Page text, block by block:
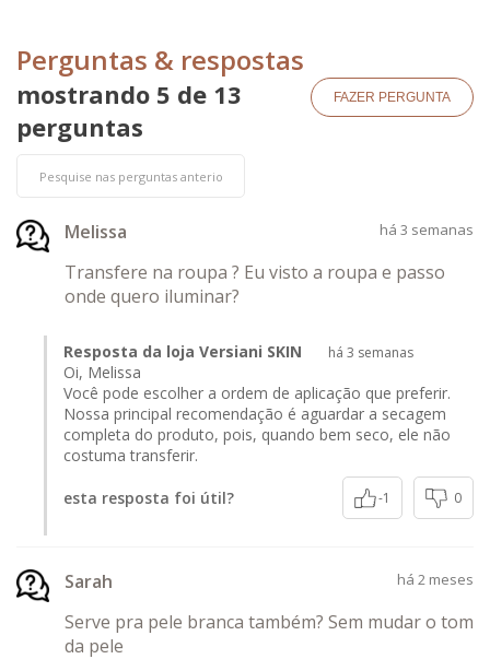
Perguntas & respostas
mostrando 5 de 13
perguntas
FAZER PERGUNTA
Melissa há 3 semanas
Transfere na roupa ? Eu visto a roupa e passo
onde quero iluminar?
Resposta da loja Versiani SKIN há 3 semanas
Oi, Melissa
Você pode escolher a ordem de aplicação que preferir.
Nossa principal recomendação é aguardar a secagem
completa do produto, pois, quando bem seco, ele não
costuma transferir.
esta resposta foi útil? -1 0
Sarah há 2 meses
Serve pra pele branca também? Sem mudar o tom
da pele